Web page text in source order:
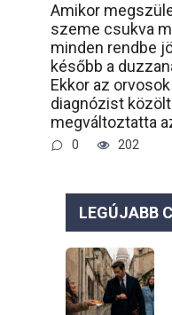
Amikor
szeme csukva
minden rendbe
később a
Ekkor az
diagnózist
megváltoztatta
0 202
LEGÚJABB